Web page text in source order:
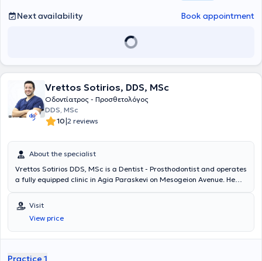
Next availability Book appointment
Vrettos Sotirios, DDS, MSc
Οδοντίατρος - Προσθετολόγος
DDS, MSc
10|2 reviews
About the specialist
Vrettos Sotirios DDS, MSc is a Dentist - Prosthodontist and operates
a fully equipped clinic in Agia Paraskevi on Mesogeion Avenue. He
Dentistry at the University of Michigan and a degree in Dentistry
from the National and Kapodistrian University of Athens. The clinic's
philosophy is to provide services of the highest quality, personalized
and tailored to the specific needs of each patient. In a new,
Visit
View price
Practice 1